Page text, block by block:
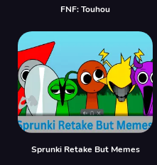
FNF: Touhou
Sprunki Retake But Memes